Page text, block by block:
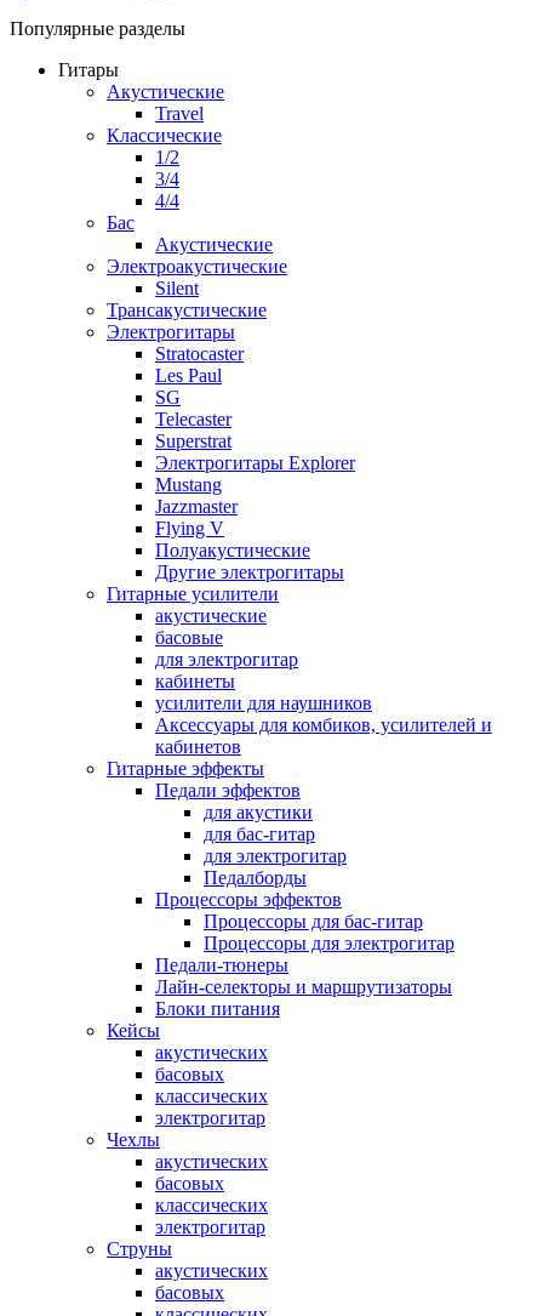
Популярные разделы
Гитары
Акустические
Travel
Классические
1/2
3/4
4/4
Бас
Акустические
Электроакустические
Silent
Трансакустические
Электрогитары
Stratocaster
Les Paul
SG
Telecaster
Superstrat
Электрогитары Explorer
Mustang
Jazzmaster
Flying V
Полуакустические
Другие электрогитары
Гитарные усилители
акустические
басовые
для электрогитар
кабинеты
усилители для наушников
Аксессуары для комбиков, усилителей и
кабинетов
Гитарные эффекты
Педали эффектов
для акустики
для бас-гитар
для электрогитар
Педалборды
Процессоры эффектов
Процессоры для бас-гитар
Процессоры для электрогитар
Педали-тюнеры
Лайн-селекторы и маршрутизаторы
Блоки питания
Кейсы
акустических
басовых
классических
электрогитар
Чехлы
акустических
басовых
классических
электрогитар
Струны
акустических
басовых